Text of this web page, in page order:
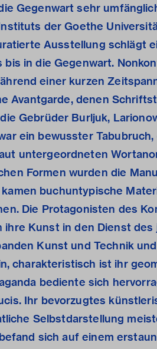
Gegenwart sehr
der Goethe
Ausstellung schlägt
in die Gegenwart.
einer kurzen
Avantgarde, denen
Gebrüder Burljuk,
ein bewusster
untergeordneten
Formen wurden die
buchuntypische
Die Protagonisten des
ihre Kunst in den Dienst des
Kunst und Technik
charakteristisch ist ihr
bediente sich
Ihr bevorzugtes
Selbstdarstellung
sich auf einem